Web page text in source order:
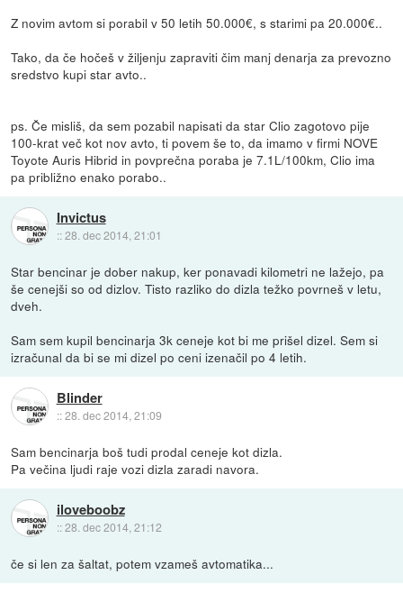
Z novim avtom si porabil v 50 letih 50.000€, s starimi pa 20.000€..
Tako, da če hočeš v žiljenju zapraviti čim manj denarja za prevozno
sredstvo kupi star avto..
ps. Če misliš, da sem pozabil napisati da star Clio zagotovo pije
100-krat več kot nov avto, ti povem še to, da imamo v firmi NOVE
Toyote Auris Hibrid in povprečna poraba je 7.1L/100km, Clio ima
pa približno enako porabo..
Invictus
::28. dec 2014, 21:01
Star bencinar je dober nakup, ker ponavadi kilometri ne lažejo, pa
še cenejši so od dizlov. Tisto razliko do dizla težko povrneš v letu,
dveh.
Sam sem kupil bencinarja 3k ceneje kot bi me prišel dizel. Sem si
izračunal da bi se mi dizel po ceni izenačil po 4 letih.
Blinder
::28. dec 2014, 21:09
Sam bencinarja boš tudi prodal ceneje kot dizla.
Pa večina ljudi raje vozi dizla zaradi navora.
iloveboobz
::28. dec 2014, 21:12
če si len za šaltat, potem vzameš avtomatika...